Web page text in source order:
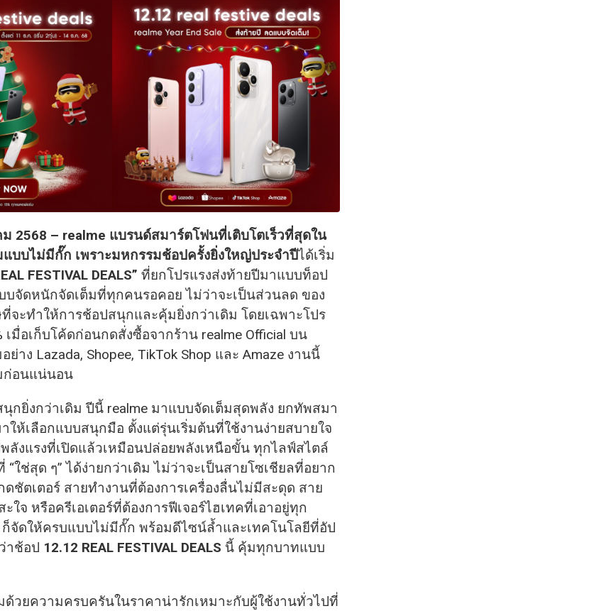
2568 – realme แบรนด์สมาร์ตโฟนที่เติบโตเร็วที่สุดใน
บบไม่มีกั๊ก เพราะมหกรรมช้อปครั้งยิ่งใหญ่ประจำปีได้เริ่ม
FESTIVAL DEALS” ที่ยกโปรแรงส่งท้ายปีมาแบบท็อป
จัดหนักจัดเต็มที่ทุกคนรอคอย ไม่ว่าจะเป็นส่วนลด ของ
จะทำให้การช้อปสนุกและคุ้มยิ่งกว่าเดิม โดยเฉพาะโปร
เมื่อเก็บโค้ดก่อนกดสั่งซื้อจากร้าน realme Official บน
าง Lazada, Shopee, TikTok Shop และ Amaze งานนี้
ก่อนแน่นอน
กยิ่งกว่าเดิม ปีนี้ realme มาแบบจัดเต็มสุดพลัง ยกทัพสมา
ให้เลือกแบบสนุกมือ ตั้งแต่รุ่นเริ่มต้นที่ใช้งานง่ายสบายใจ
ลังแรงที่เปิดแล้วเหมือนปล่อยพลังเหนือขั้น ทุกไลฟ์สไตล์
ใช่สุด ๆ” ได้ง่ายกว่าเดิม ไม่ว่าจะเป็นสายโซเชียลที่อยาก
ชัตเตอร์ สายทำงานที่ต้องการเครื่องลื่นไม่มีสะดุด สาย
ใจ หรือครีเอเตอร์ที่ต้องการฟีเจอร์ไฮเทคที่เอาอยู่ทุก
จัดให้ครบแบบไม่มีกั๊ก พร้อมดีไซน์ล้ำและเทคโนโลยีที่อัป
าช้อป 12.12 REAL FESTIVAL DEALS นี้ คุ้มทุกบาทแบบ
ด้วยความครบครันในราคาน่ารักเหมาะกับผู้ใช้งานทั่วไปที่